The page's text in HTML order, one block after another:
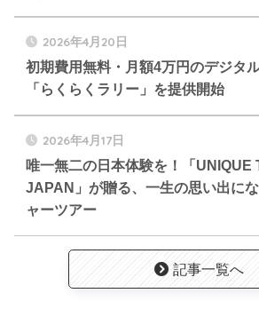
2026年4月20日
初期費用無料・月額4万円のデジタ
「らくらくラリー」を提供開始
2026年4月17日
唯一無二の日本体験を！「UNIQUE
JAPAN」が贈る、一生の思い出に
ャーツアー
記事一覧へ